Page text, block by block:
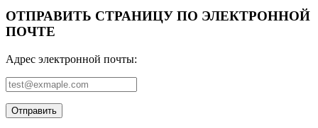
ОТПРАВИТЬ СТРАНИЦУ ПО ЭЛЕКТРОННОЙ
ПОЧТЕ
Адрес электронной почты:
Отправить